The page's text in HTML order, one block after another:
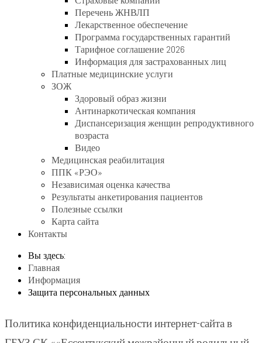
Перечень ЖНВЛП
Лекарственное обеспечение
Программа государственных гарантий
Тарифное соглашение 2026
Информация для застрахованных лиц
Платные медицинские услуги
ЗОЖ
Здоровый образ жизни
Антинаркотическая компания
Диспансеризация женщин репродуктивного
возраста
Видео
Медицинская реабилитация
ППК «РЭО»
Независимая оценка качества
Результаты анкетирования пациентов
Полезные ссылки
Карта сайта
Контакты
Вы здесь:
Главная
Информация
Защита персональных данных
Политика конфиденциальности интернет-сайта в